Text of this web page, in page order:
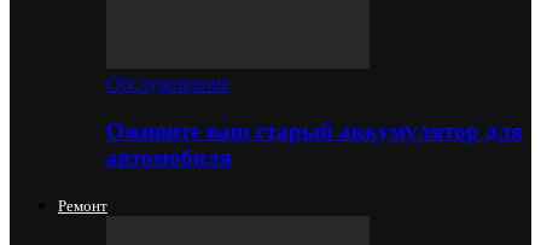
Обслуживание
Оживите ваш старый аккумулятор для
автомобиля
Ремонт